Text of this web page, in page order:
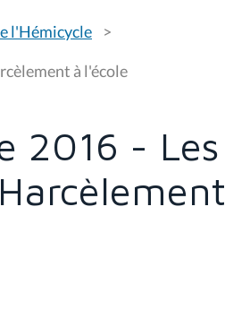
l'Hémicycle
à l'école
2016 - Les